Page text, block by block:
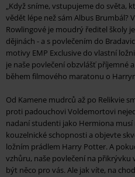
„Když sníme, vstupujeme do světa,
vědět lépe než sám Albus Brumbál?
Rowlingové je moudrý ředitel školy
dějinách - a s povlečením do
motivy EMP Exclusive do vlastní
je naše povlečení obzvlášť příjemné
během filmového maratonu o
Od Kamene mudrců až po Relikvie
proti padouchovi Voldemortovi
nadaní studenti jako Hermiona musí
kouzelnické schopnosti a objevte
ložním prádlem Harry Potter. A
vzhůru, naše povlečení na
být něco pro vás. Ale jak víte, na